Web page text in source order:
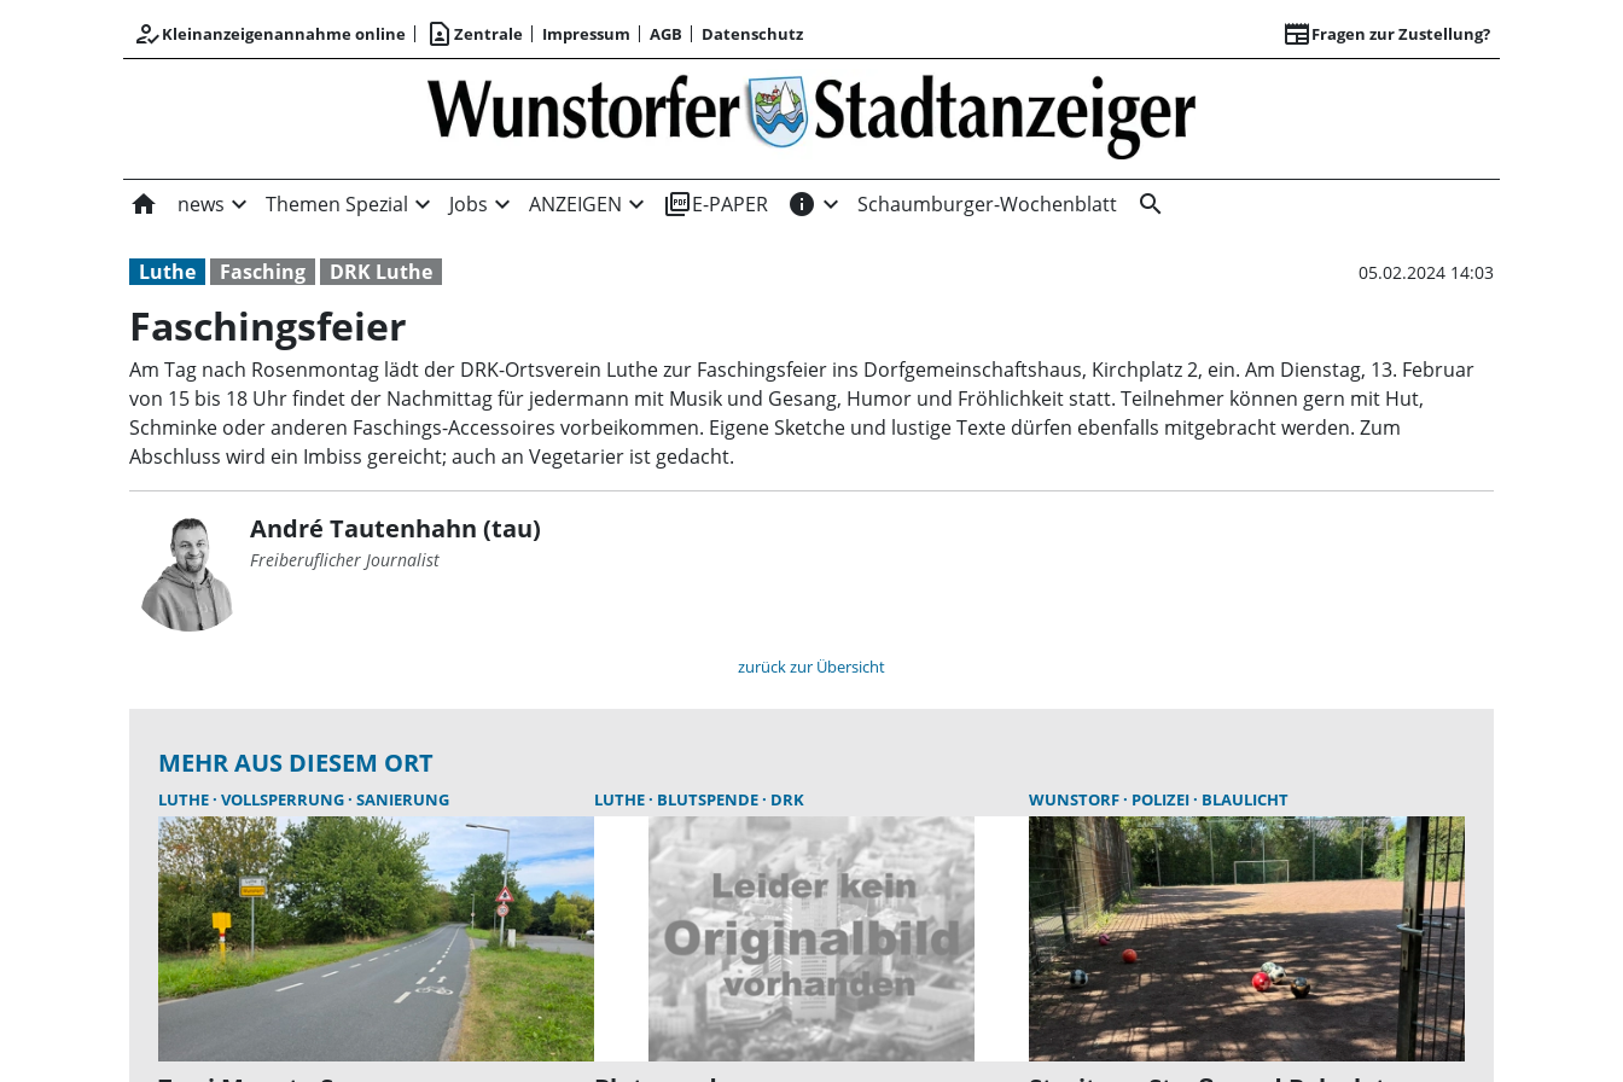
how_to_regKleinanzeigenannahme online contact_page Zentrale Impressum AGB Datenschutz newspaperFragen zur Zustellung?
Faschingsfeier |
home news expand_more Themen Spezial expand_more Jobs expand_more ANZEIGEN expand_more picture_as_pdfE-PAPER info expand_more Schaumburger-Wochenblatt search
Luthe Fasching DRK Luthe 05.02.2024 14:03
Faschingsfeier
Am Tag nach Rosenmontag lädt der DRK-Ortsverein Luthe zur Faschingsfeier ins Dorfgemeinschaftshaus, Kirchplatz 2, ein. Am Dienstag, 13. Februar
von 15 bis 18 Uhr findet der Nachmittag für jedermann mit Musik und Gesang, Humor und Fröhlichkeit statt. Teilnehmer können gern mit Hut,
Schminke oder anderen Faschings-Accessoires vorbeikommen. Eigene Sketche und lustige Texte dürfen ebenfalls mitgebracht werden. Zum
Abschluss wird ein Imbiss gereicht; auch an Vegetarier ist gedacht.
André Tautenhahn (tau)
Freiberuflicher Journalist
zurück zur Übersicht
MEHR AUS DIESEM ORT
LUTHE VOLLSPERRUNG SANIERUNG LUTHE BLUTSPENDE DRK WUNSTORF POLIZEI BLAULICHT